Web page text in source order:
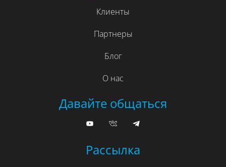
Клиенты
Партнеры
Блог
О нас
Давайте общаться
Рассылка